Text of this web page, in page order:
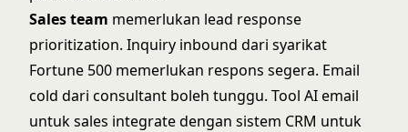
Sales team memerlukan lead response
prioritization. Inquiry inbound dari syarikat
Fortune 500 memerlukan respons segera. Email
cold dari consultant boleh tunggu. Tool AI email
untuk sales integrate dengan sistem CRM untuk